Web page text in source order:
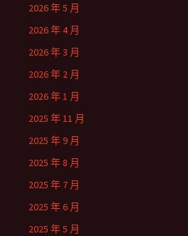
2026 年 5 月
2026 年 4 月
2026 年 3 月
2026 年 2 月
2026 年 1 月
2025 年 11 月
2025 年 9 月
2025 年 8 月
2025 年 7 月
2025 年 6 月
2025 年 5 月